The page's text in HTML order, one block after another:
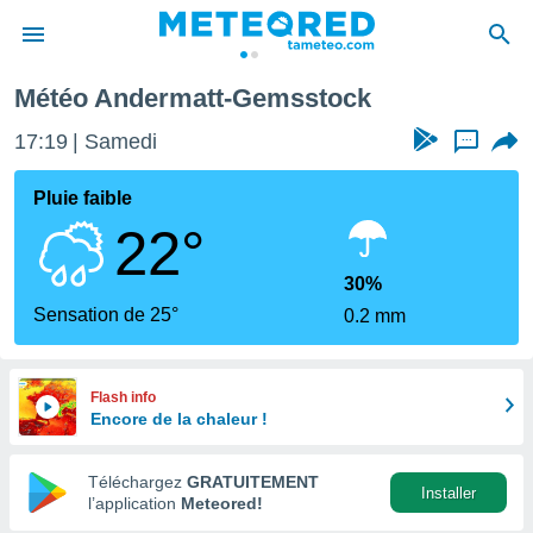
de
par
en
Météo Andermatt-Gemsstock
17:19 Samedi ...
Pluie faible
22°
Sensation de 25°
30%
0.2 mm
Flash info
Encore de la chaleur !
Téléchargez GRATUITEMENT
l’application Meteored!
Installer